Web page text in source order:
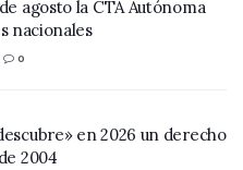
agosto la CTA Autónoma
nacionales
0
en 2026 un derecho
2004